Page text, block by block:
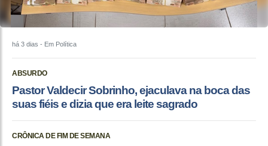
há 3 dias - Em Política
ABSURDO
Pastor Valdecir Sobrinho, ejaculava na boca das
suas fiéis e dizia que era leite sagrado
CRÔNICA DE FIM DE SEMANA